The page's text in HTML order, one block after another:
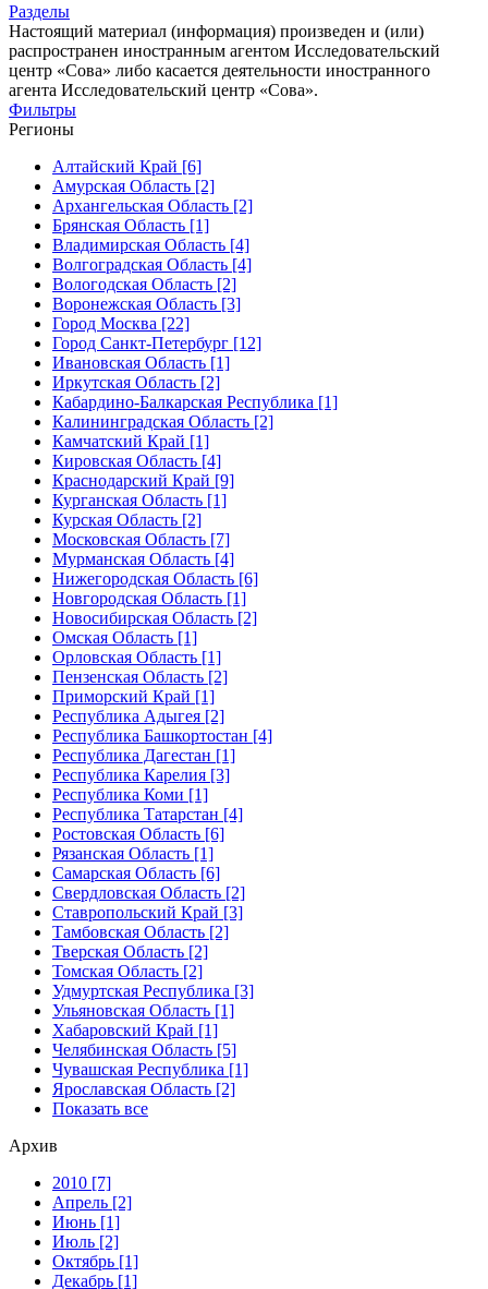
Разделы
Настоящий материал (информация) произведен и (или)
распространен иностранным агентом Исследовательский
центр «Сова» либо касается деятельности иностранного
агента Исследовательский центр «Сова».
Фильтры
Регионы
Алтайский Край [6]
Амурская Область [2]
Архангельская Область [2]
Брянская Область [1]
Владимирская Область [4]
Волгоградская Область [4]
Вологодская Область [2]
Воронежская Область [3]
Город Москва [22]
Город Санкт-Петербург [12]
Ивановская Область [1]
Иркутская Область [2]
Кабардино-Балкарская Республика [1]
Калининградская Область [2]
Камчатский Край [1]
Кировская Область [4]
Краснодарский Край [9]
Курганская Область [1]
Курская Область [2]
Московская Область [7]
Мурманская Область [4]
Нижегородская Область [6]
Новгородская Область [1]
Новосибирская Область [2]
Омская Область [1]
Орловская Область [1]
Пензенская Область [2]
Приморский Край [1]
Республика Адыгея [2]
Республика Башкортостан [4]
Республика Дагестан [1]
Республика Карелия [3]
Республика Коми [1]
Республика Татарстан [4]
Ростовская Область [6]
Рязанская Область [1]
Самарская Область [6]
Свердловская Область [2]
Ставропольский Край [3]
Тамбовская Область [2]
Тверская Область [2]
Томская Область [2]
Удмуртская Республика [3]
Ульяновская Область [1]
Хабаровский Край [1]
Челябинская Область [5]
Чувашская Республика [1]
Ярославская Область [2]
Показать все
Архив
2010 [7]
Апрель [2]
Июнь [1]
Июль [2]
Октябрь [1]
Декабрь [1]